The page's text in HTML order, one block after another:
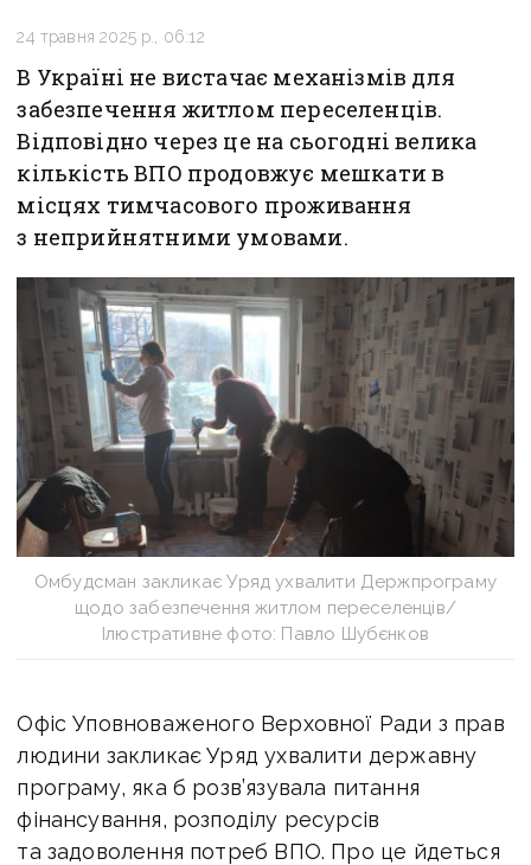
24 травня 2025 р., 06:12
В Україні не вистачає механізмів для
забезпечення житлом переселенців.
Відповідно через це на сьогодні велика
кількість ВПО продовжує мешкати в
місцях тимчасового проживання
з неприйнятними умовами.
Омбудсман закликає Уряд ухвалити Держпрограму
щодо забезпечення житлом переселенців/
Ілюстративне фото: Павло Шубєнков
Офіс Уповноваженого Верховної Ради з прав
людини закликає Уряд ухвалити державну
програму, яка б розв’язувала питання
фінансування, розподілу ресурсів
та задоволення потреб ВПО. Про це йдеться